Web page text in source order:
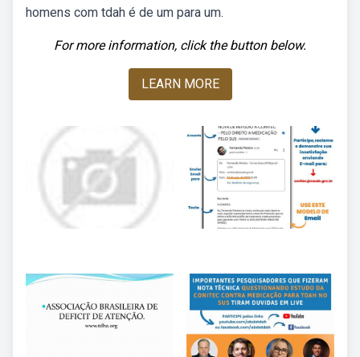
homens com tdah é de um para um.
For more information, click the button below.
LEARN MORE